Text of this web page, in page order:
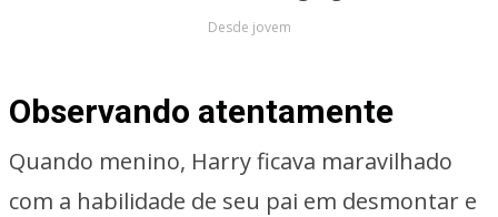
Desde jovem
Observando atentamente
Quando menino, Harry ficava maravilhado
com a habilidade de seu pai em desmontar e